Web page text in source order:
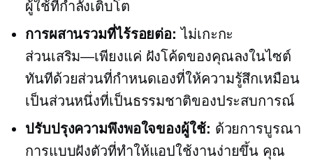
ผู้ใช้ที่กำลังเติบโต
การผสานรวมที่ไร้รอยต่อ: ไม่เกะกะ
ส่วนเสริม—เพียงแค่ ฝังโค้ดของคุณลงในไซต์
ทันทีด้วยส่วนที่กำหนดเองที่ให้ความรู้สึกเหมือน
เป็นส่วนหนึ่งที่เป็นธรรมชาติของประสบการณ์
ปรับปรุงความพึงพอใจของผู้ใช้: ด้วยการบูรณา
การแบบฝังตัวที่ทำให้แอปใช้งานง่ายขึ้น คุณ